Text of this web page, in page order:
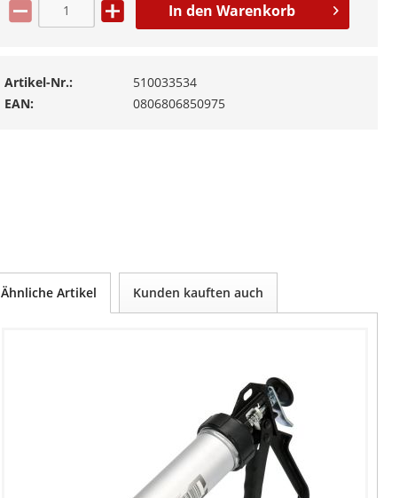
In den Warenkorb
Artikel-Nr.:
510033534
EAN:
0806806850975
Ähnliche Artikel Kunden kauften auch